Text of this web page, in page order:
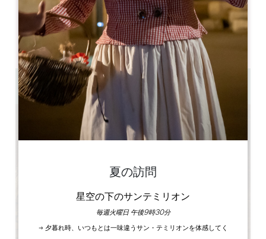
05 57 55 28 20
お問い合わせ
1h15
夏の訪問
星空の下のサンテミリオン
毎週火曜日 午後9時30分
→ 夕暮れ時、いつもとは一味違うサン・テミリオンを体感してく